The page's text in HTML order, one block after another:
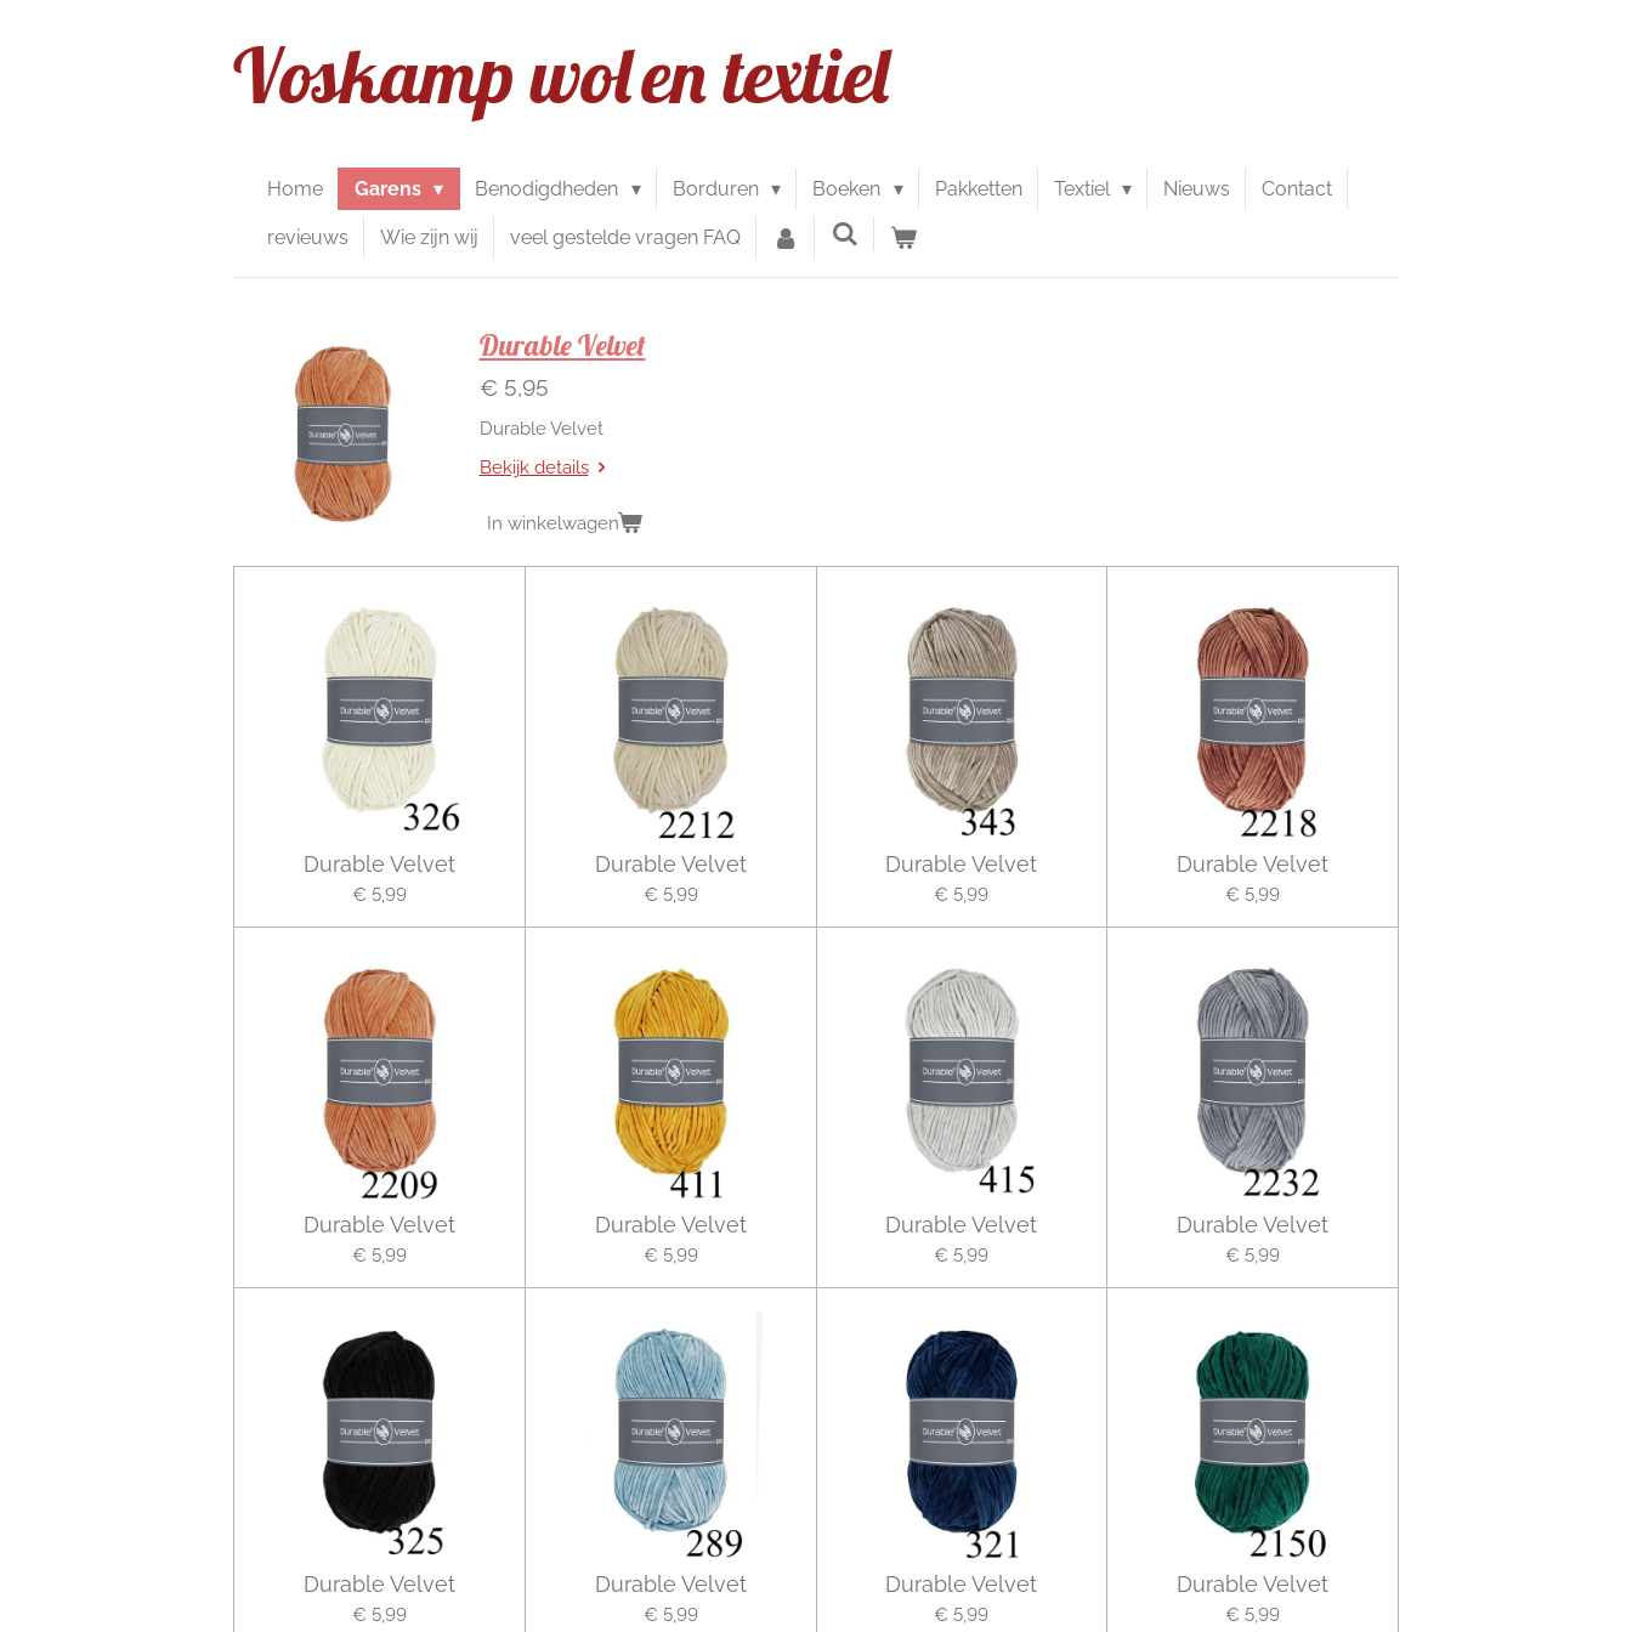
Voskamp wolen textiel
Home Garens Benodigdheden Borduren Boeken Pakketten Textiel Nieuws Contact
revieuws Wie zijn wij veel gestelde vragen FAQ
Durable Velvet
€ 5,95
Durable Velvet
Bekijk details
In winkelwagen
Durable Velvet
€ 5,99
Durable Velvet
€ 5,99
Durable Velvet
€ 5,99
Durable Velvet
€ 5,99
Durable Velvet
€ 5,99
Durable Velvet
€ 5,99
Durable Velvet
€ 5,99
Durable Velvet
€ 5,99
Durable Velvet
€ 5,99
Durable Velvet
€ 5,99
Durable Velvet
€ 5,99
Durable Velvet
€ 5,99